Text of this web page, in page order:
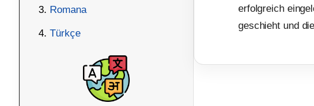
Romana
Türkçe
erfolgreich
geschieht und